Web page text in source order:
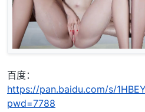
百度：
https://pan.baidu.com/s/
pwd=7788